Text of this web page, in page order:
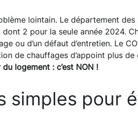
lointain. Le département
dont 2 pour la seule année 2024.
ou d’un défaut d’entretien. Le
de chauffages d’appoint plus de
du logement : c’est NON !
simples pour